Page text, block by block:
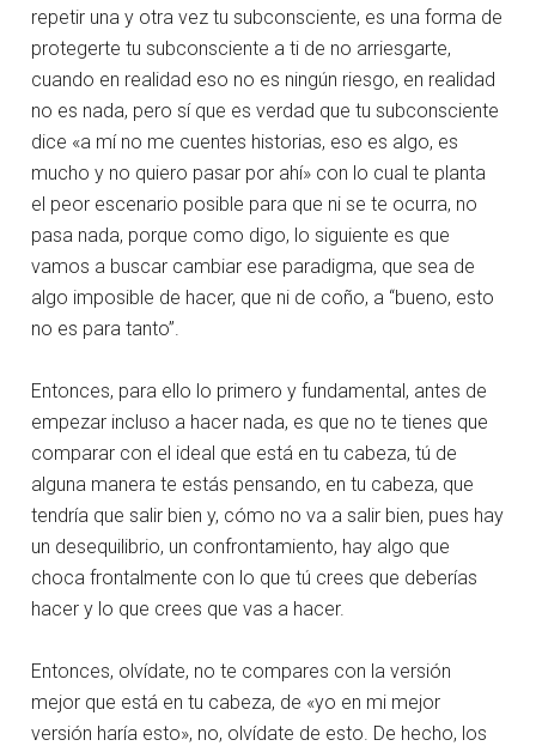
repetir una y otra vez tu subconsciente, es una forma de
protegerte tu subconsciente a ti de no arriesgarte,
cuando en realidad eso no es ningún riesgo, en realidad
no es nada, pero sí que es verdad que tu subconsciente
dice «a mí no me cuentes historias, eso es algo, es
mucho y no quiero pasar por ahí» con lo cual te planta
el peor escenario posible para que ni se te ocurra, no
pasa nada, porque como digo, lo siguiente es que
vamos a buscar cambiar ese paradigma, que sea de
algo imposible de hacer, que ni de coño, a “bueno, esto
no es para tanto”.
Entonces, para ello lo primero y fundamental, antes de
empezar incluso a hacer nada, es que no te tienes que
comparar con el ideal que está en tu cabeza, tú de
alguna manera te estás pensando, en tu cabeza, que
tendría que salir bien y, cómo no va a salir bien, pues hay
un desequilibrio, un confrontamiento, hay algo que
choca frontalmente con lo que tú crees que deberías
hacer y lo que crees que vas a hacer.
Entonces, olvídate, no te compares con la versión
mejor que está en tu cabeza, de «yo en mi mejor
versión haría esto», no, olvídate de esto. De hecho, los